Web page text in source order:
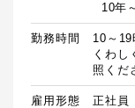
10
勤務時間
10～
くわし
照くだ
雇用形態 正社員